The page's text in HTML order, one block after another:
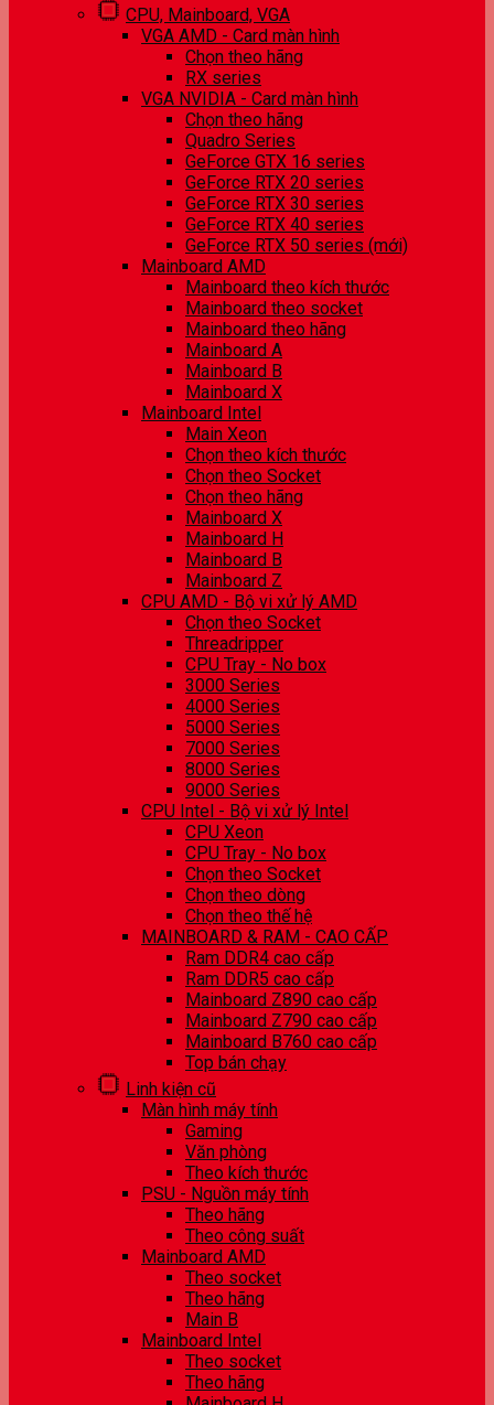
CPU, Mainboard, VGA
VGA AMD - Card màn hình
Chọn theo hãng
RX series
VGA NVIDIA - Card màn hình
Chọn theo hãng
Quadro Series
GeForce GTX 16 series
GeForce RTX 20 series
GeForce RTX 30 series
GeForce RTX 40 series
GeForce RTX 50 series (mới)
Mainboard AMD
Mainboard theo kích thước
Mainboard theo socket
Mainboard theo hãng
Mainboard A
Mainboard B
Mainboard X
Mainboard Intel
Main Xeon
Chọn theo kích thước
Chọn theo Socket
Chọn theo hãng
Mainboard X
Mainboard H
Mainboard B
Mainboard Z
CPU AMD - Bộ vi xử lý AMD
Chọn theo Socket
Threadripper
CPU Tray - No box
3000 Series
4000 Series
5000 Series
7000 Series
8000 Series
9000 Series
CPU Intel - Bộ vi xử lý Intel
CPU Xeon
CPU Tray - No box
Chọn theo Socket
Chọn theo dòng
Chọn theo thế hệ
MAINBOARD & RAM - CAO CẤP
Ram DDR4 cao cấp
Ram DDR5 cao cấp
Mainboard Z890 cao cấp
Mainboard Z790 cao cấp
Mainboard B760 cao cấp
Top bán chạy
Linh kiện cũ
Màn hình máy tính
Gaming
Văn phòng
Theo kích thước
PSU - Nguồn máy tính
Theo hãng
Theo công suất
Mainboard AMD
Theo socket
Theo hãng
Main B
Mainboard Intel
Theo socket
Theo hãng